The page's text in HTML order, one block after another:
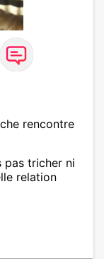
rencontre
pas tricher ni
relation